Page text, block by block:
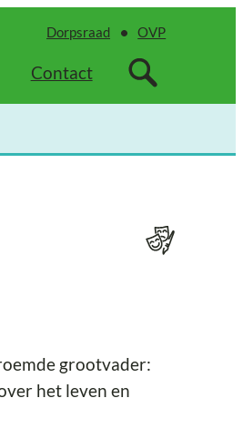
Dorpsraad OVP
Contact
grootvader:
het leven en